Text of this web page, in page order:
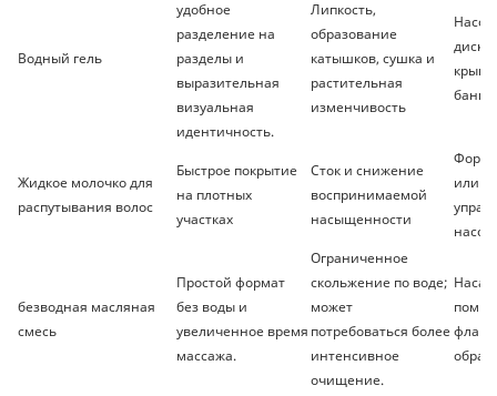
Водный гель
удобное
разделение на
разделы и
выразительная
визуальная
идентичность.
Липкость,
образование
катышков, сушка и
растительная
изменчивость
Насос,
банка
Жидкое молочко для
распутывания волос
Быстрое покрытие
на плотных
участках
Сток и снижение
воспринимаемой
насыщенности
или
насос
безводная масляная
смесь
Простой формат
без воды и
увеличенное время
массажа.
Ограниченное
скольжение по воде;
может
потребоваться более
интенсивное
очищение.